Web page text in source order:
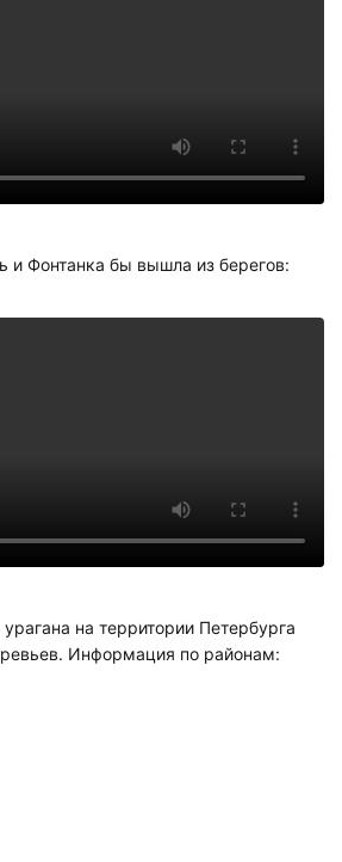
и Фонтанка бы вышла из берегов:
урагана на территории Петербурга
Информация по районам: